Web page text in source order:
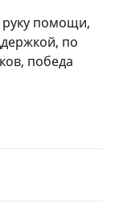
руку помощи,
по
победа